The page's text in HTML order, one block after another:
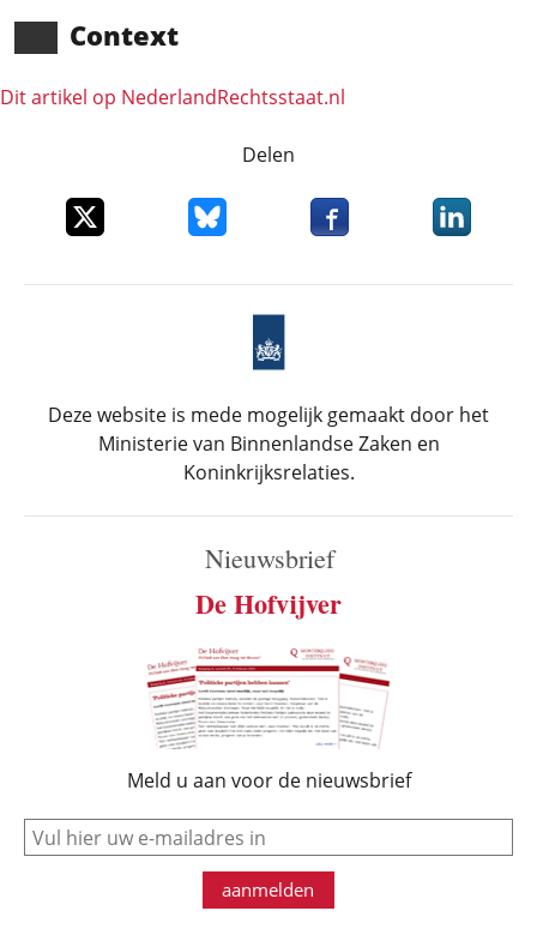
Context
Dit artikel op NederlandRechts­staat.nl
Delen
Deel dit item op XDeel dit item op Bluesky
Deel dit item opDeel dit
Deze website is mede mogelijk gemaakt door het
Ministerie van Binnenlandse Zaken en
Koninkrijksrelaties.
Nieuwsbrief
De Hofvijver
Meld u aan voor de nieuwsbrief
e-mail
aanmelden